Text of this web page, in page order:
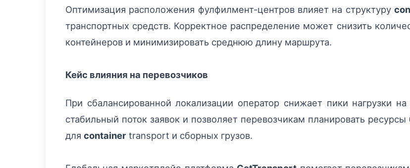
Оптимизация расположения фулфилмент-центров влияет на структуру
транспортных средств. Корректное распределение может снизить
контейнеров и минимизировать среднюю длину маршрута.
Кейс влияния на перевозчиков
При сбалансированной локализации оператор снижает пики нагрузки
стабильный поток заявок и позволяет перевозчикам планировать
для container transport и сборных грузов.